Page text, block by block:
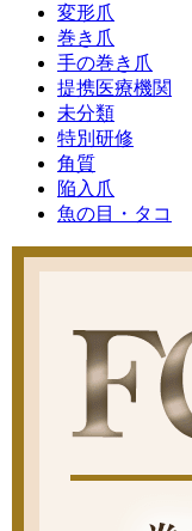
変形爪
巻き爪
手の巻き爪
提携医療機関
未分類
特別研修
角質
陥入爪
魚の目・タコ